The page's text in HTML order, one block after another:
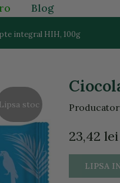
Blog
integral HIH, 100g
Lipsa stoc Producator
23,42 lei
LIPSA